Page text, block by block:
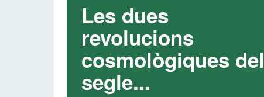
Les dues
revolucions
cosmològiques del
segle...